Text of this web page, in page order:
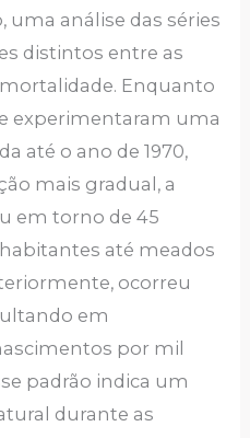
uma análise das séries
distintos entre as
Enquanto
experimentaram uma
até o ano de 1970,
mais gradual, a
em torno de 45
até meados
ocorreu
em
por mil
padrão indica um
durante as